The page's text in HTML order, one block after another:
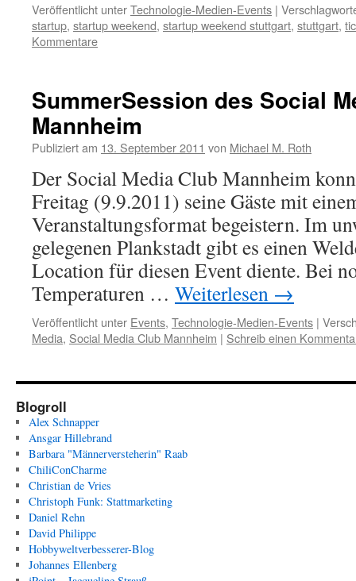
Veröffentlicht unterTechnologie-Medien-Events |
startup, startup weekend, startup weekend stuttgart, stuttgart,
Kommentare
SummerSession des Social
Mannheim
Publiziert am 13. September 2011 von Michael M. Roth
Der Social Media Club Mannheim
Freitag (9.9.2011) seine Gäste mit
Veranstaltungsformat begeistern. Im
gelegenen Plankstadt gibt es einen
Location für diesen Event diente. Bei
Temperaturen … Weiterlesen →
Veröffentlicht unter Events, Technologie-Medien-Events |
Media, Social Media Club Mannheim | Schreib einen
Blogroll
Alex Schnapper
Ansgar Hillebrand
Barbara "Männerversteherin" Raab
ChiliConCharme
Christian de Vries
Christoph Funk: Stattmarketing
Daniel Rehn
David Philippe
Hobbyweltverbesserer-Blog
Johannes Ellenberg